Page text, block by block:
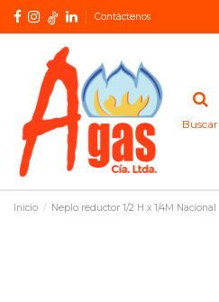
Contáctenos
Buscar
Inicio Neplo reductor 1/2 H x 1/4M Nacional